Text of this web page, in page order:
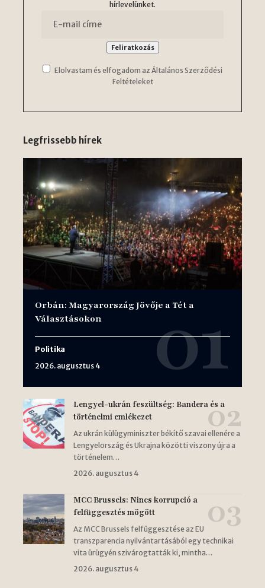
hírlevelünket.
Elolvastam és elfogadom az Általános Szerződési
Feltételeket
Legfrissebb hírek
Orbán: Magyarország Jövője a Tét a
Választásokon
Politika
2026. augusztus 4
Lengyel-ukrán feszültség: Bandera és a
történelmi emlékezet
Az ukrán külügyminiszter békítő szavai ellenére a
Lengyelország és Ukrajna közötti viszony újra a
történelem…
2026. augusztus 4
MCC Brussels: Nincs korrupció a
felfüggesztés mögött
Az MCC Brussels felfüggesztése az EU
transzparencia nyilvántartásából egy technikai
vita ürügyén szivárogtatták ki, mintha…
2026. augusztus 4